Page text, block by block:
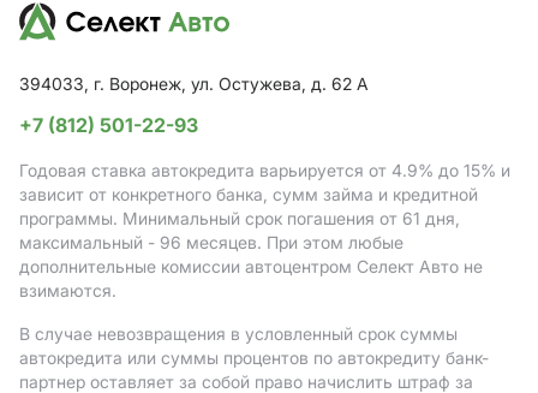
394033, г. Воронеж, ул. Остужева, д. 62 А
+7 (812) 501-22-93
Годовая ставка автокредита варьируется от 4.9% до 15% и
зависит от конкретного банка, сумм займа и кредитной
программы. Минимальный срок погашения от 61 дня,
максимальный - 96 месяцев. При этом любые
дополнительные комиссии автоцентром Селект Авто не
взимаются.
В случае невозвращения в условленный срок суммы
автокредита или суммы процентов по автокредиту банк-
партнер оставляет за собой право начислить штраф за